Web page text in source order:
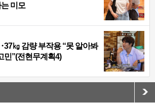
미모
㎏ 감량 부작용 “못 알아봐
민”(전현무계획4)